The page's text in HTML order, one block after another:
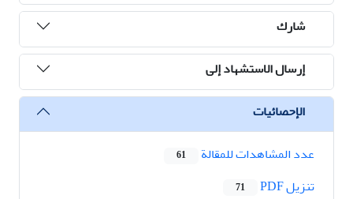
شارك
إرسال الاستشهاد إلى
الإحصائيات
عدد المشاهدات للمقالة
61
تنزیل PDF 71